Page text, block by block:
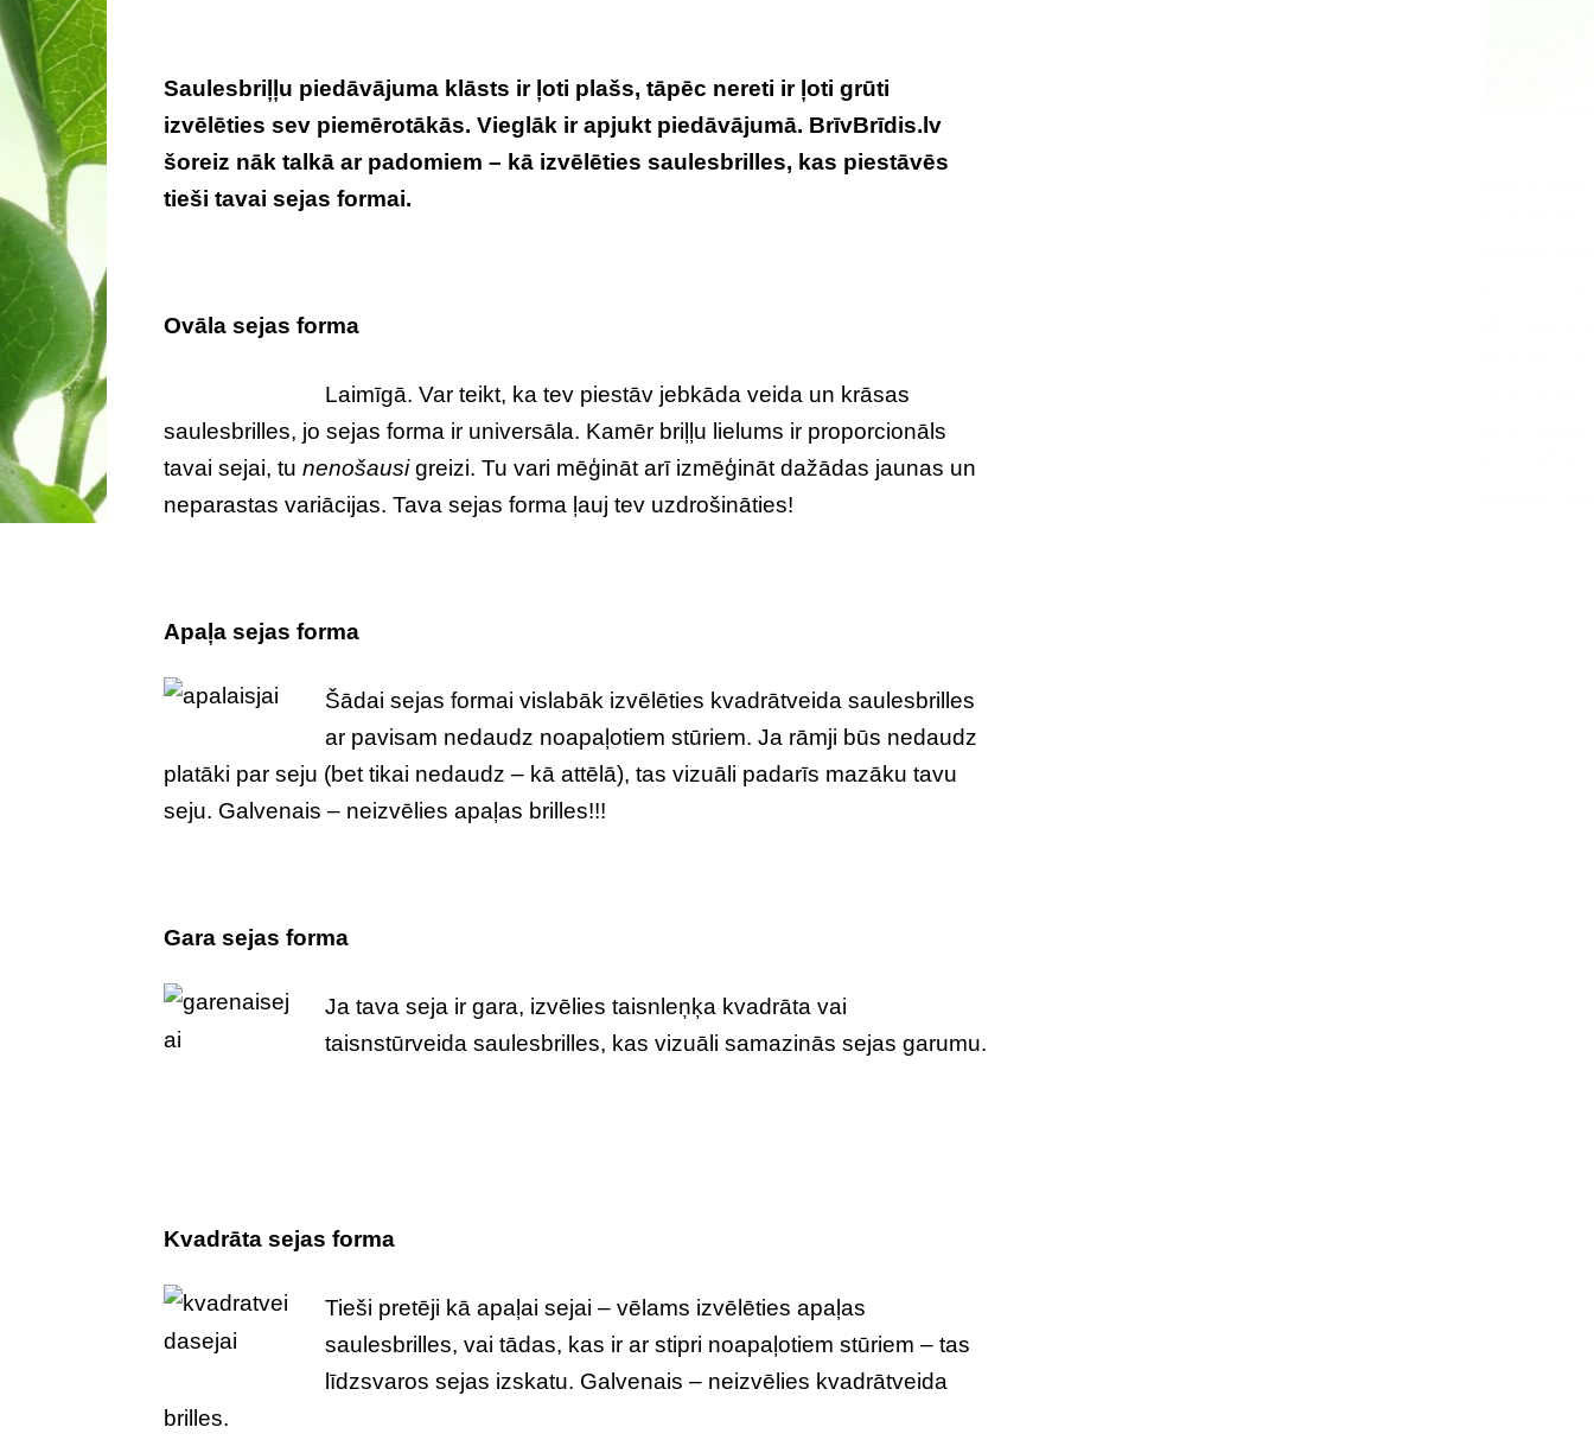
Saulesbriļļu piedāvājuma klāsts ir ļoti plašs, tāpēc nereti ir ļoti grūti
izvēlēties sev piemērotākās. Vieglāk ir apjukt piedāvājumā. BrīvBrīdis.lv
šoreiz nāk talkā ar padomiem – kā izvēlēties saulesbrilles, kas piestāvēs
tieši tavai sejas formai.
Ovāla sejas forma
Laimīgā. Var teikt, ka tev piestāv jebkāda veida un krāsas
saulesbrilles, jo sejas forma ir universāla. Kamēr briļļu lielums ir proporcionāls
tavai sejai, tu nenošausigreizi. Tu vari mēģināt arī izmēģināt dažādas jaunas un
neparastas variācijas. Tava sejas forma ļauj tev uzdrošināties!
Apaļa sejas forma
Šādai sejas formai vislabāk izvēlēties kvadrātveida saulesbrilles
ar pavisam nedaudz noapaļotiem stūriem. Ja rāmji būs nedaudz
platāki par seju (bet tikai nedaudz – kā attēlā), tas vizuāli padarīs mazāku tavu
seju. Galvenais – neizvēlies apaļas brilles!!!
Gara sejas forma
Ja tava seja ir gara, izvēlies taisnleņķa kvadrāta vai
taisnstūrveida saulesbrilles, kas vizuāli samazinās sejas garumu.
Kvadrāta sejas forma
Tieši pretēji kā apaļai sejai – vēlams izvēlēties apaļas
saulesbrilles, vai tādas, kas ir ar stipri noapaļotiem stūriem – tas
līdzsvaros sejas izskatu. Galvenais – neizvēlies kvadrātveida
brilles.